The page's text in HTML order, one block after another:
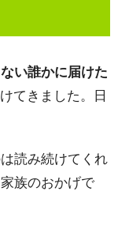
い誰かに届けた
てきました。日
読み続けてくれ
族のおかげで